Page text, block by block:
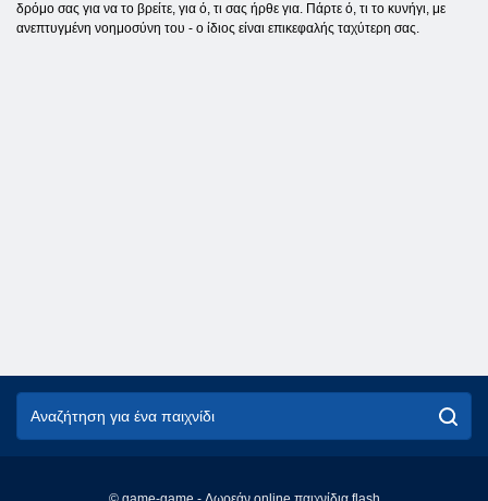
δρόμο σας για να το βρείτε, για ό, τι σας ήρθε για. Πάρτε ό, τι το κυνήγι, με
ανεπτυγμένη νοημοσύνη του - ο ίδιος είναι επικεφαλής ταχύτερη σας.